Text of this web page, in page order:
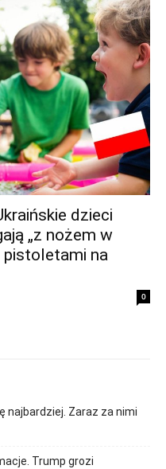
dzieci
„z nożem w
pistoletami na
0
najbardziej. Zaraz za nimi
Trump grozi